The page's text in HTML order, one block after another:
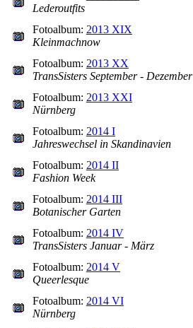
Lederoutfits
Fotoalbum: 2013 XIX
Kleinmachnow
Fotoalbum: 2013 XX
TransSisters September - Dezember
Fotoalbum: 2013 XXI
Nürnberg
Fotoalbum: 2014 I
Jahreswechsel in Skandinavien
Fotoalbum: 2014 II
Fashion Week
Fotoalbum: 2014 III
Botanischer Garten
Fotoalbum: 2014 IV
TransSisters Januar - März
Fotoalbum: 2014 V
Queerlesque
Fotoalbum: 2014 VI
Nürnberg